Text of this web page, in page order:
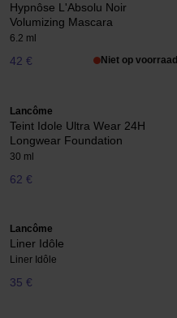
Hypnôse L'Absolu Noir
Volumizing Mascara
6.2 ml
42 € Niet op voorraad
Lancôme
Teint Idole Ultra Wear 24H
Longwear Foundation
30 ml
62 €
Lancôme
Liner Idôle
Liner Idôle
35 €